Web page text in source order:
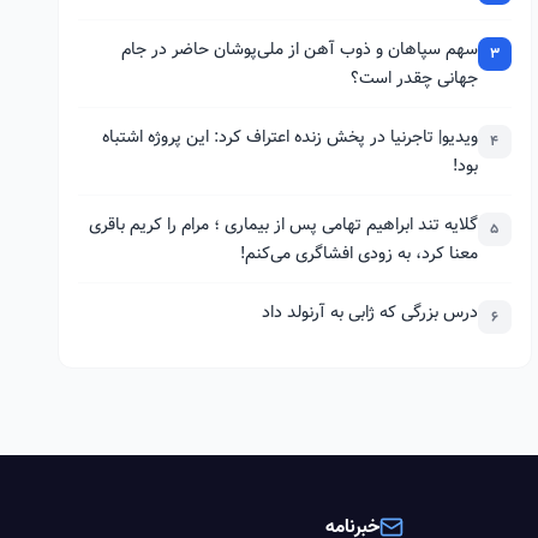
3 سهم سپاهان و ذوب آهن از ملی‌پوشان حاضر در جام
جهانی چقدر است؟
4 ویدیو| تاجرنیا در پخش زنده اعتراف کرد: این پروژه اشتباه
بود!
5 گلایه تند ابراهیم تهامی پس از بیماری ؛ مرام را کریم باقری
معنا کرد، به زودی افشاگری می‌کنم!
6 درس بزرگی که ژابی به آرنولد داد
خبرنامه